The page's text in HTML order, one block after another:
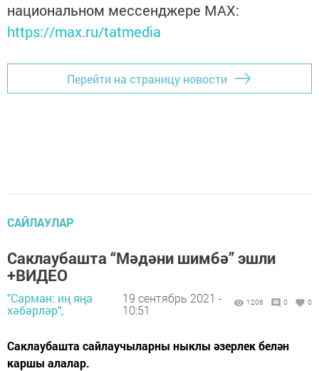
национальном мессенджере MАХ:
https://max.ru/tatmedia
Перейти на страницу новости
САЙЛАУЛАР
Саклаубашта “Мәдәни шимбә” эшли
+ВИДЕО
"Сарман: иң яңа
хәбәрләр",
19 сентябрь 2021 -
10:51
1206 0 0
Саклаубашта сайлаучыларны ныклы әзерлек белән
каршы алалар.